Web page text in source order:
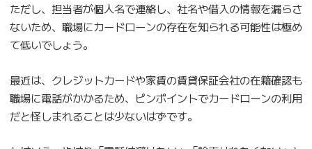
ただし、担当者が個人名で連絡し、社名や借入の情報を漏らさ
ないため、職場にカードローンの存在を知られる可能性は極め
て低いでしょう。
最近は、クレジットカードや家賃の賃貸保証会社の在籍確認も
職場に電話がかかるため、ピンポイントでカードローンの利用
だと怪しまれることは少ないはずです。